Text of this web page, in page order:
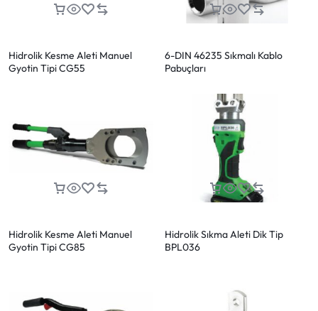
Hidrolik Kesme Aleti Manuel
Gyotin Tipi CG55
6-DIN 46235 Sıkmalı Kablo
Pabuçları
Hidrolik Kesme Aleti Manuel
Gyotin Tipi CG85
Hidrolik Sıkma Aleti Dik Tip
BPL036